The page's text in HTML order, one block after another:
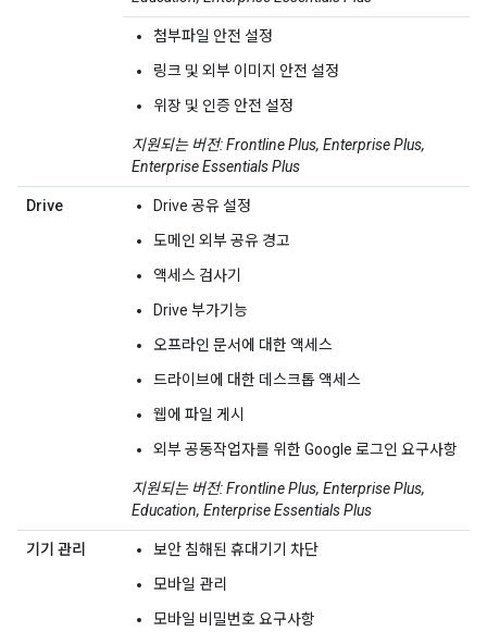
첨부파일 안전 설정
링크 및 외부 이미지 안전 설정
위장 및 인증 안전 설정
지원되는 버전: Frontline Plus, Enterprise Plus,
Enterprise Essentials Plus
Drive
Drive 공유 설정
도메인 외부 공유 경고
액세스 검사기
Drive 부가기능
오프라인 문서에 대한 액세스
드라이브에 대한 데스크톱 액세스
웹에 파일 게시
외부 공동작업자를 위한 Google 로그인 요구사항
지원되는 버전: Frontline Plus, Enterprise Plus,
Education, Enterprise Essentials Plus
기기 관리
보안 침해된 휴대기기 차단
모바일 관리
모바일 비밀번호 요구사항